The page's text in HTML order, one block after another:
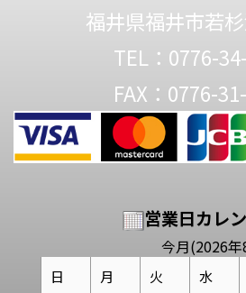
福井県福井市若
TEL：0776-
FAX：0776-
営業日カレ
今月(2026年
日 月 火 水